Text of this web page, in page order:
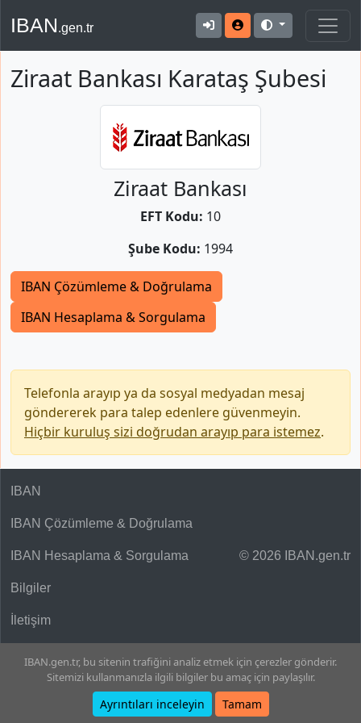
IBAN.gen.tr
Ziraat Bankası Karataş Şubesi
Ziraat Bankası
EFT Kodu: 10
Şube Kodu: 1994
IBAN Çözümleme & Doğrulama
IBAN Hesaplama & Sorgulama
Telefonla arayıp ya da sosyal medyadan mesaj
göndererek para talep edenlere güvenmeyin.
Hiçbir kuruluş sizi doğrudan arayıp para istemez.
© 2026 IBAN.gen.tr
IBAN
IBAN Çözümleme & Doğrulama
IBAN Hesaplama & Sorgulama
Bilgiler
İletişim
IBAN.gen.tr, bu sitenin trafiğini analiz etmek için çerezler gönderir.
Sitemizi kullanmanızla ilgili bilgiler bu amaç için paylaşılır.
Ayrıntıları inceleyin Tamam